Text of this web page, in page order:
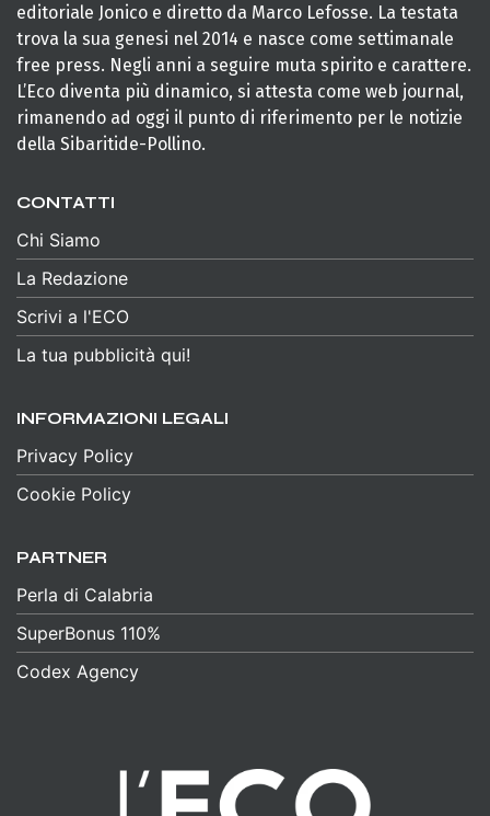
editoriale Jonico e diretto da Marco Lefosse. La testata
trova la sua genesi nel 2014 e nasce come settimanale
free press. Negli anni a seguire muta spirito e carattere.
L’Eco diventa più dinamico, si attesta come web journal,
rimanendo ad oggi il punto di riferimento per le notizie
della Sibaritide-Pollino.
CONTATTI
Chi Siamo
La Redazione
Scrivi a l'ECO
La tua pubblicità qui!
INFORMAZIONI LEGALI
Privacy Policy
Cookie Policy
PARTNER
Perla di Calabria
SuperBonus 110%
Codex Agency